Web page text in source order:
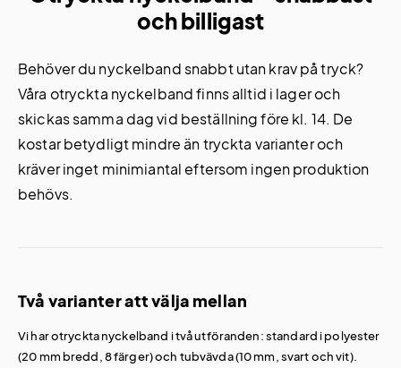
och billigast
Behöver du nyckelband snabbt utan krav på tryck?
Våra otryckta nyckelband finns alltid i lager och
skickas samma dag vid beställning före kl. 14. De
kostar betydligt mindre än tryckta varianter och
kräver inget minimiantal eftersom ingen produktion
behövs.
Två varianter att välja mellan
Vi har otryckta nyckelband i två utföranden: standard i polyester
(20 mm bredd, 8 färger) och tubvävda (10 mm, svart och vit).